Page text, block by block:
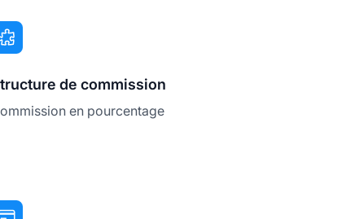
de commission
en pourcentage